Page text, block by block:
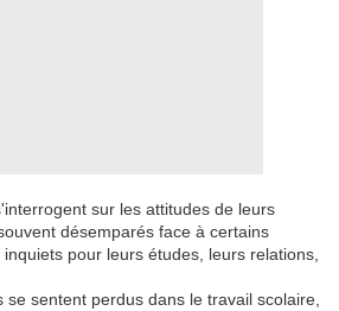
sur les attitudes de leurs
désemparés face à certains
pour leurs études, leurs relations,
se sentent perdus dans le travail scolaire,